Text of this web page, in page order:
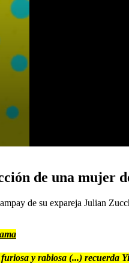
de una mujer
de su expareja Julian
y rabiosa (...) recuerda